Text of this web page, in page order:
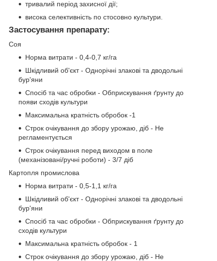
тривалий період захисної дії;
висока селективність по стосовно культури.
Застосування препарату:
Соя
Норма витрати - 0,4-0,7 кг/га
Шкідливий об'єкт - Однорічні злакові та дводольні
бур'яни
Спосіб та час обробки - Обприскування ґрунту до
появи сходів культури
Максимальна кратність обробок -1
Строк очікування до збору урожаю, діб - Не
регламентується
Строк очікування перед виходом в поле
(механізовані/ручні роботи) - 3/7 діб
Картопля промислова
Норма витрати - 0,5-1,1 кг/га
Шкідливий об'єкт - Однорічні злакові та дводольні
бур'яни
Спосіб та час обробки - Обприскування ґрунту до
сходів культури
Максимальна кратність обробок - 1
Строк очікування до збору урожаю, діб - Не